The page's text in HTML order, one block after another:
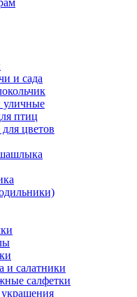
и сада
уличные
птиц
цветов
и салатники
салфетки